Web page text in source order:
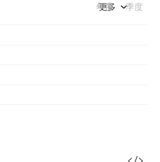
年度 季度
更多